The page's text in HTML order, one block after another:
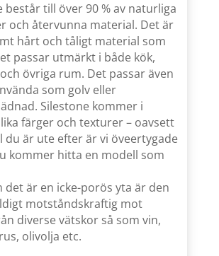
består till över 90 % av naturliga
och återvunna material. Det är
hårt och tåligt material som
passar utmärkt i både kök,
övriga rum. Det passar även
som golv eller
Silestone kommer i
färger och texturer – oavsett
du är ute efter är vi öveertygade
kommer hitta en modell som
det är en icke-porös yta är den
motståndskraftig mot
diverse vätskor så som vin,
olivolja etc.